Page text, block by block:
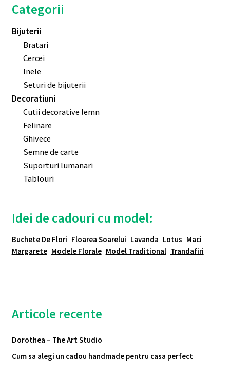
Categorii
Bijuterii
Bratari
Cercei
Inele
Seturi de bijuterii
Decoratiuni
Cutii decorative lemn
Felinare
Ghivece
Semne de carte
Suporturi lumanari
Tablouri
Idei de cadouri cu model:
Buchete De Flori Floarea Soarelui Lavanda Lotus Maci
Margarete Modele Florale Model Traditional Trandafiri
Articole recente
Dorothea – The Art Studio
Cum sa alegi un cadou handmade pentru casa perfect